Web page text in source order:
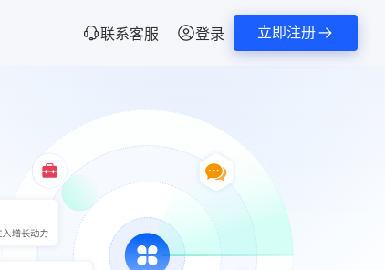
联系客服 登录 立即注册